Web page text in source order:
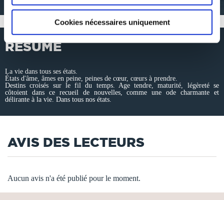
Cookies nécessaires uniquement
RÉSUMÉ
La vie dans tous ses états.
États d'âme, âmes en peine, peines de cœur, cœurs à prendre.
Destins croisés sur le fil du temps. Age tendre, maturité, légèreté se
côtoient dans ce recueil de nouvelles, comme une ode charmante et
délirante à la vie. Dans tous nos états.
AVIS DES LECTEURS
Aucun avis n'a été publié pour le moment.